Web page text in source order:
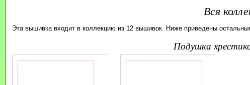
Вся
Эта вышивка входит в коллекцию из 12 вышивок. Ниже приведены
подушка